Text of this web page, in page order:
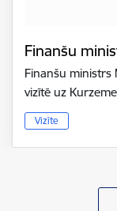
Finanšu
Finanšu ministrs
vizītē uz
Vizīte